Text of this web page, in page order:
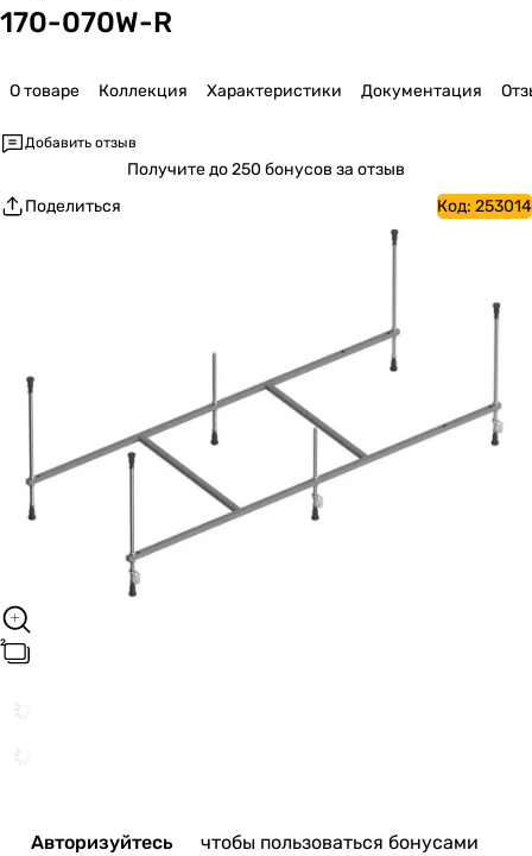
170-070W-R
О товаре Коллекция Характеристики Документация
Добавить отзыв
Получитедо 250 бонусов за отзыв
Поделиться
Код: 253014
Авторизуйтесь чтобы пользоваться бонусами